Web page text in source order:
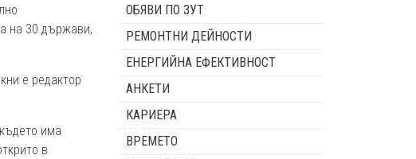
на 30 държави,
е редактор
има
в
ОБЯВИ ПО ЗУТ
РЕМОНТНИ ДЕЙНОСТИ
ЕНЕРГИЙНА ЕФЕКТИВНОСТ
АНКЕТИ
КАРИЕРА
ВРЕМЕТО